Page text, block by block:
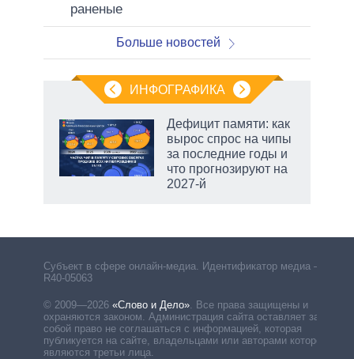
раненые
Больше новостей
ИНФОГРАФИКА
Дефицит памяти: как
вырос спрос на чипы
за последние годы и
что прогнозируют на
2027-й
Субъект в сфере онлайн-медиа. Идентификатор медиа –
R40-05063
© 2009—2026 «Слово и Дело» Все права защищены и
охраняются законом. Администрация сайта оставляет за
собой право не соглашаться с информацией, которая
публикуется на сайте, владельцами или авторами которой
являются третьи лица.